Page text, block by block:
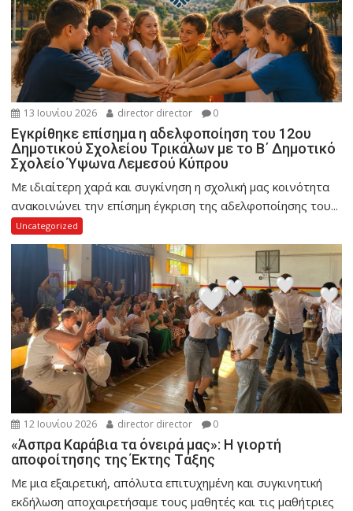
13 Ιουνίου 2026 director director 0
Εγκρίθηκε επίσημα η αδελφοποίηση του 12ου
Δημοτικού Σχολείου Τρικάλων με το Β΄ Δημοτικό
Σχολείο Ύψωνα Λεμεσού Κύπρου
Με ιδιαίτερη χαρά και συγκίνηση η σχολική μας κοινότητα
ανακοινώνει την επίσημη έγκριση της αδελφοποίησης του...
Uncategorized
12 Ιουνίου 2026 director director 0
«Άσπρα Καράβια τα όνειρά μας»: Η γιορτή
αποφοίτησης της Έκτης Τάξης
Με μια εξαιρετική, απόλυτα επιτυχημένη και συγκινητική
εκδήλωση αποχαιρετήσαμε τους μαθητές και τις μαθήτριες